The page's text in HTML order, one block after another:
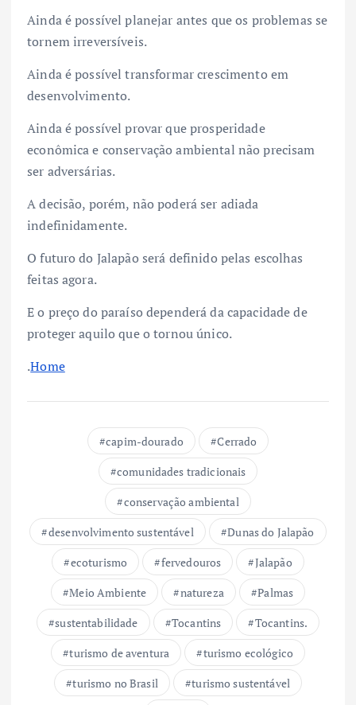
Ainda é possível planejar antes que os problemas se
tornem irreversíveis.
Ainda é possível transformar crescimento em
desenvolvimento.
Ainda é possível provar que prosperidade
econômica e conservação ambiental não precisam
ser adversárias.
A decisão, porém, não poderá ser adiada
indefinidamente.
O futuro do Jalapão será definido pelas escolhas
feitas agora.
E o preço do paraíso dependerá da capacidade de
proteger aquilo que o tornou único.
.Home
capim-dourado
Cerrado
comunidades tradicionais
conservação ambiental
desenvolvimento sustentável
Dunas do Jalapão
ecoturismo
fervedouros
Jalapão
Meio Ambiente
natureza
Palmas
sustentabilidade
Tocantins
Tocantins.
turismo de aventura
turismo ecológico
turismo no Brasil
turismo sustentável